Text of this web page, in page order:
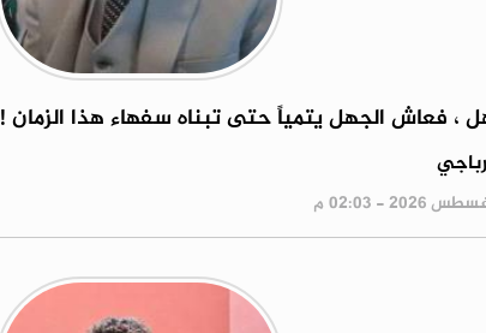
، فعاش الجهل يتمياً حتى تبناه سفهاء هذا الزمان !